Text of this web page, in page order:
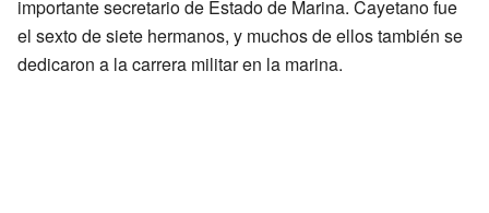
importante secretario de Estado de Marina. Cayetano fue
el sexto de siete hermanos, y muchos de ellos también se
dedicaron a la carrera militar en la marina.